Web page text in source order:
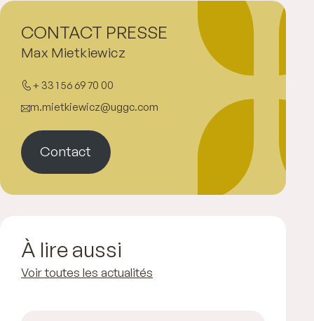
Max Mietkiewicz
+ 33 1 56 69 70 00
m.mietkiewicz@uggc.com
Contact
CONTACT PRESSE
À lire aussi
Voir toutes les actualités